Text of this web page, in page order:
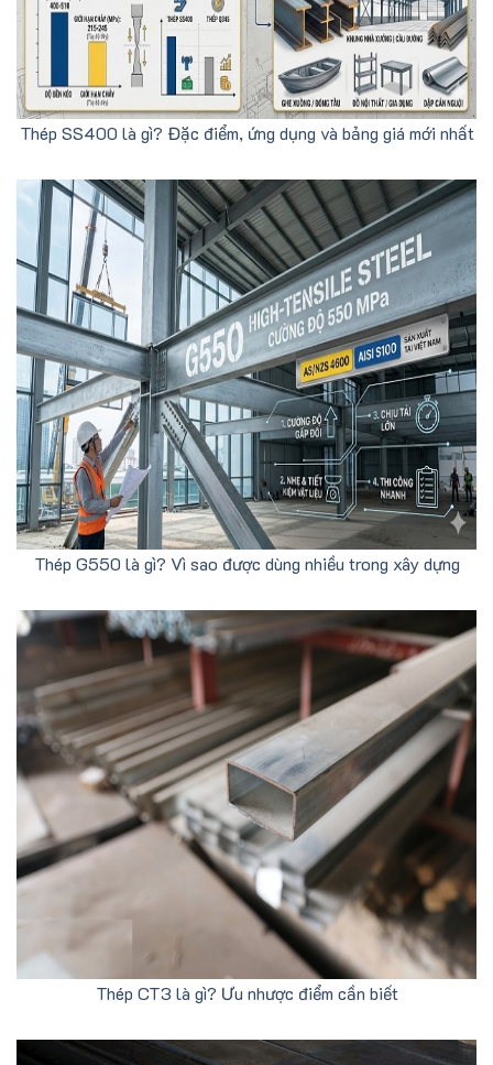
Thép SS400 là gì? Đặc điểm, ứng dụng và bảng giá mới nhất
Thép G550 là gì? Vì sao được dùng nhiều trong xây dựng
Thép CT3 là gì? Ưu nhược điểm cần biết